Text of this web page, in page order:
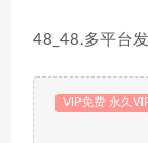
48_48.多平台
VIP免费 永久